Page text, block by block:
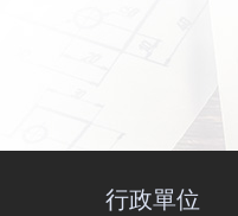
行政單位